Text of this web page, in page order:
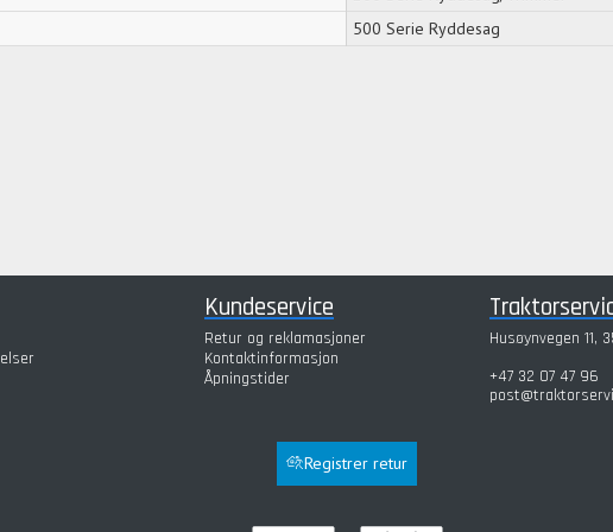
500 Serie Ryddesag
Kundeservice
Retur og reklamasjoner
Kontaktinformasjon
Åpningstider
Husøynvegen 11,
+47 32 07 47 96
Registrer retur